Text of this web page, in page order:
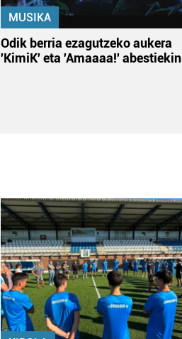
MUSIKA
Odik berria ezagutzeko aukera
'KimiK' eta 'Amaaaa!' abestiekin